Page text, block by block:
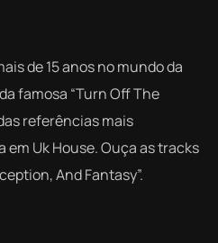
de 15 anos no mundo da
famosa “Turn Off The
referências mais
em Uk House. Ouça as tracks
And Fantasy”.